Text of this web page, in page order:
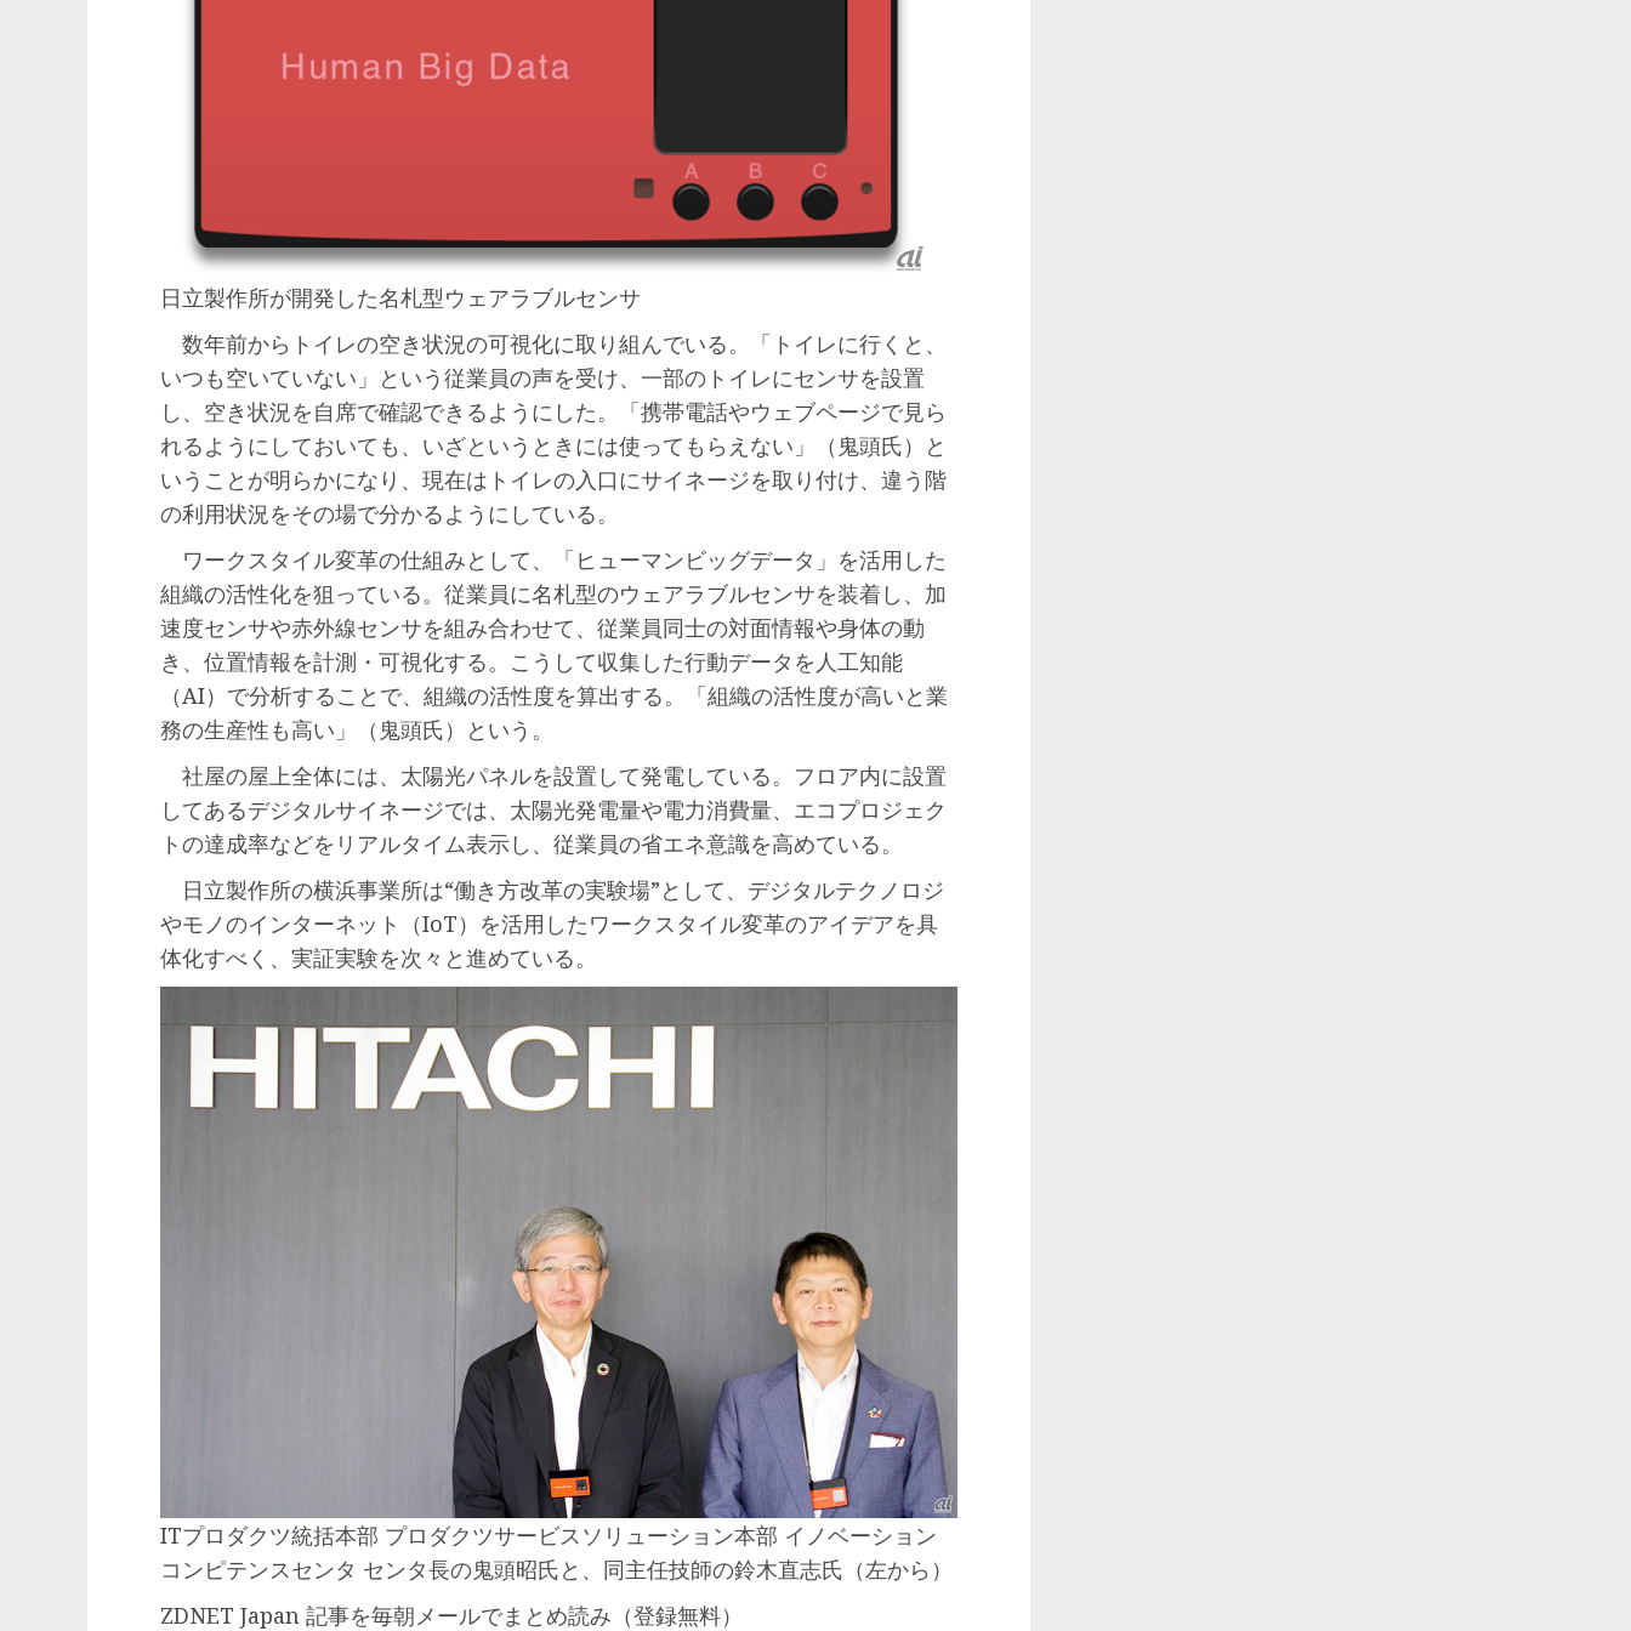
日立製作所が開発した名札型ウェアラブルセンサ
数年前からトイレの空き状況の可視化に取り組んでいる。「トイレに行くと、
いつも空いていない」という従業員の声を受け、一部のトイレにセンサを設置
し、空き状況を自席で確認できるようにした。「携帯電話やウェブページで見ら
れるようにしておいても、いざというときには使ってもらえない」（鬼頭氏）と
いうことが明らかになり、現在はトイレの入口にサイネージを取り付け、違う階
の利用状況をその場で分かるようにしている。
ワークスタイル変革の仕組みとして、「ヒューマンビッグデータ」を活用した
組織の活性化を狙っている。従業員に名札型のウェアラブルセンサを装着し、加
速度センサや赤外線センサを組み合わせて、従業員同士の対面情報や身体の動
き、位置情報を計測・可視化する。こうして収集した行動データを人工知能
（AI）で分析することで、組織の活性度を算出する。「組織の活性度が高いと業
務の生産性も高い」（鬼頭氏）という。
社屋の屋上全体には、太陽光パネルを設置して発電している。フロア内に設置
してあるデジタルサイネージでは、太陽光発電量や電力消費量、エコプロジェク
トの達成率などをリアルタイム表示し、従業員の省エネ意識を高めている。
日立製作所の横浜事業所は“働き方改革の実験場”として、デジタルテクノロジ
やモノのインターネット（IoT）を活用したワークスタイル変革のアイデアを具
体化すべく、実証実験を次々と進めている。
ITプロダクツ統括本部 プロダクツサービスソリューション本部 イノベーション
コンピテンスセンタ センタ長の鬼頭昭氏と、同主任技師の鈴木直志氏（左から）
ZDNET Japan 記事を毎朝メールでまとめ読み（登録無料）